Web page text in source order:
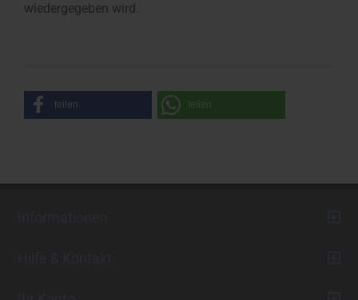
wiedergegeben wird.
teilen teilen